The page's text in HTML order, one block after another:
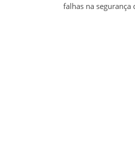
falhas na segurança